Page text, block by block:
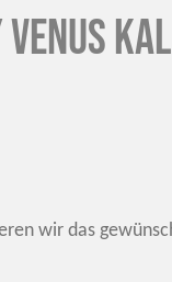
Venus
wir das